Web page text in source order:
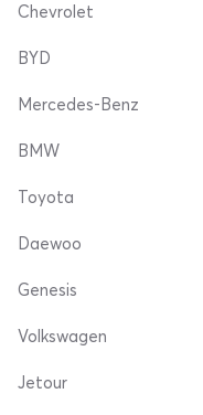
Chevrolet
BYD
Mercedes-Benz
BMW
Toyota
Daewoo
Genesis
Volkswagen
Jetour